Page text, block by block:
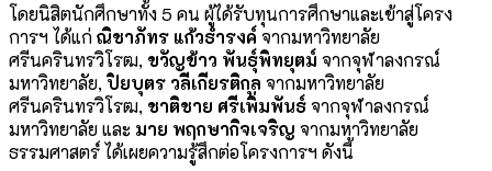
โดยนิสิตนักศึกษาทั้ง 5 คน ผู้ได้รับทุนการศึกษาและเข้าสู่โครง
การฯ ได้แก่ณิชาภัทร แก้วธำรงค์ จากมหาวิทยาลัย
ศรีนครินทรวิโรฒ, ขวัญข้าว พันธุ์พิทยุตม์ จากจุฬาลงกรณ์
มหาวิทยาลัย, ปิยบุตร วลีเกียรติกุล จากมหาวิทยาลัย
ศรีนครินทรวิโรฒ, ชาติชาย ศรีเพิ่มพันธ์จากจุฬาลงกรณ์
มหาวิทยาลัย และ มาย พฤกษากิจเจริญ จากมหาวิทยาลัย
ธรรมศาสตร์ ได้เผยความรู้สึกต่อโครงการฯ ดังนี้